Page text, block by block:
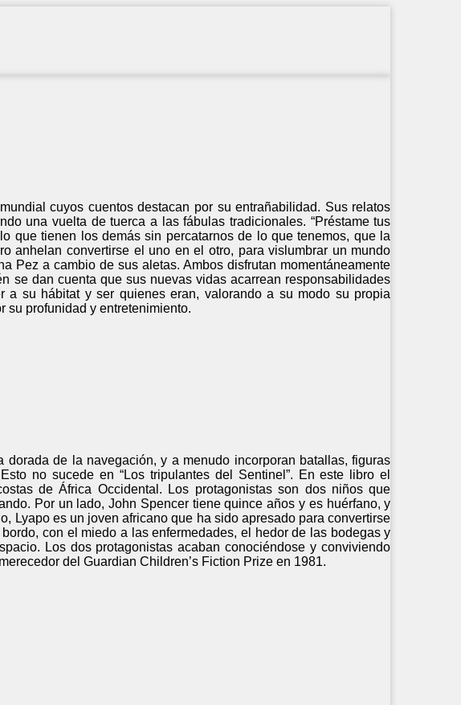
cuyos cuentos destacan por su entrañabilidad. Sus relatos
una vuelta de tuerca a las fábulas tradicionales. “Préstame tus
que tienen los demás sin percatarnos de lo que tenemos, que la
anhelan convertirse el uno en el otro, para vislumbrar un mundo
Pez a cambio de sus aletas. Ambos disfrutan momentáneamente
se dan cuenta que sus nuevas vidas acarrean responsabilidades
a su hábitat y ser quienes eran, valorando a su modo su propia
su profunidad y entretenimiento.
de la navegación, y a menudo incorporan batallas, figuras
no sucede en “Los tripulantes del Sentinel”. En este libro el
de África Occidental. Los protagonistas son dos niños que
Por un lado, John Spencer tiene quince años y es huérfano, y
Lyapo es un joven africano que ha sido apresado para convertirse
con el miedo a las enfermedades, el hedor de las bodegas y
Los dos protagonistas acaban conociéndose y conviviendo
del Guardian Children’s Fiction Prize en 1981.